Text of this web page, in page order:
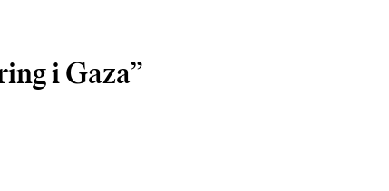
i Gaza